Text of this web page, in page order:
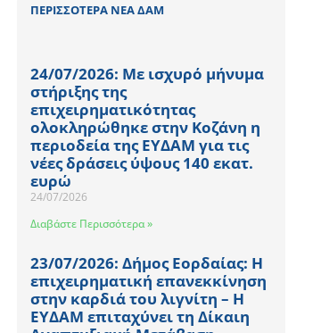
ΠΕΡΙΣΣΟΤΕΡΑ ΝΕΑ ΔΑΜ
24/07/2026: Με ισχυρό μήνυμα
στήριξης της
επιχειρηματικότητας
ολοκληρώθηκε στην Κοζάνη η
περιοδεία της ΕΥΔΑΜ για τις
νέες δράσεις ύψους 140 εκατ.
ευρώ
24/07/2026
Διαβάστε Περισσότερα »
23/07/2026: Δήμος Εορδαίας: Η
επιχειρηματική επανεκκίνηση
στην καρδιά του λιγνίτη – Η
ΕΥΔΑΜ επιταχύνει τη Δίκαιη